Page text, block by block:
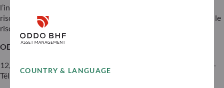
COUNTRY & LANGUAGE
l’investisseur potentiel de s’enquérir de manière détaillée des
risques auxquels ces classes d’actifs sont exposées notamment le
risque de perte en capital.
ODDO BHF
12, boulevard de la Madeleine – 75440 Paris Cedex 09 France –
Tél. : 33(0)1 44 51 85 00 – Fax : 33(0)1 44 51 85 10 –